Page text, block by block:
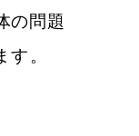
の問題
。